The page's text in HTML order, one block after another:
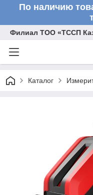
По наличию
Филиал ТОО «ТССП
Каталог